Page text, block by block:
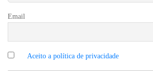
Email